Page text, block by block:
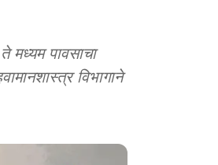
मध्यम पावसाचा
विभागाने